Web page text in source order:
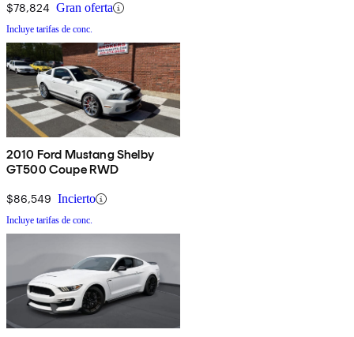
$78,824 Gran oferta
Incluye tarifas de conc.
2010 Ford Mustang Shelby
GT500 Coupe RWD
$86,549 Incierto
Incluye tarifas de conc.